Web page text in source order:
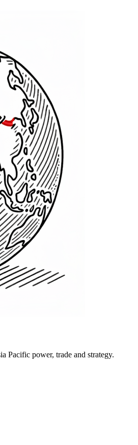
Pacific power, trade and strategy.